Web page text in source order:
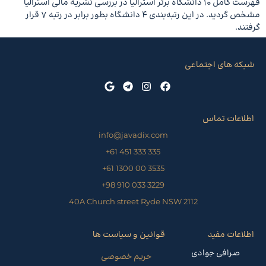
فهرست کامل 10 دانشگاه برتر استرالیا در بررسی نشریه مالی استرالیا
مشخص گردید. در این رتبه‌بندی 4 دانشگاه بطور برابر در رتبه 7 قرار
گرفتند.
اطلاعات مفید
صرافی جوادی
قوانین و سیاست ها
حریم خصوصی
اطلاعات تماس
info@javadix.com
335 333 451 61+
3535 00 1300 61+
3229 033 910 98+
40A Church street Ryde NSW 2112
شبکه های اجتماعی